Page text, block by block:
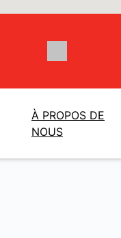
À PROPOS DE
NOUS